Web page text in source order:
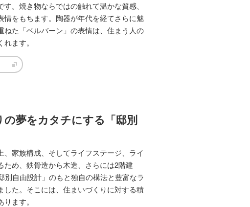
。焼き物ならではの触れて温かな質感、
情をもちます。陶器が年代を経てさらに魅
ねた「ベルバーン」の表情は、住まう人の
ます。
の夢をカタチにする「邸別
、家族構成、そしてライフステージ、ライ
ため、鉄骨造から木造、さらには2階建
別自由設計」のもと独自の構法と豊富なラ
した。そこには、住まいづくりに対する積
ます。